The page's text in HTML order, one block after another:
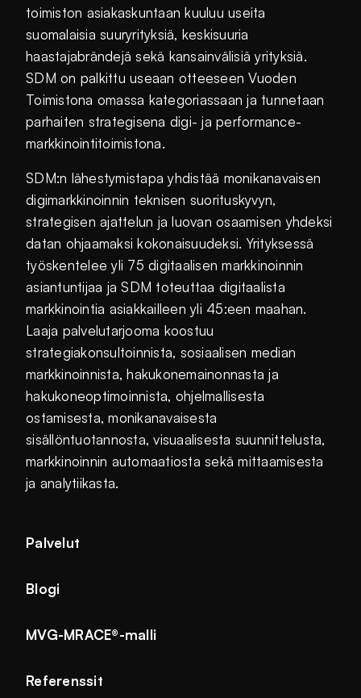
toimiston asiakaskuntaan kuuluu useita
suomalaisia suuryrityksiä, keskisuuria
haastajabrändejä sekä kansainvälisiä yrityksiä.
SDM on palkittu useaan otteeseen Vuoden
Toimistona omassa kategoriassaan ja tunnetaan
parhaiten strategisena digi- ja performance-
markkinointitoimistona.
SDM:n lähestymistapa yhdistää monikanavaisen
digimarkkinoinnin teknisen suorituskyvyn,
strategisen ajattelun ja luovan osaamisen yhdeksi
datan ohjaamaksi kokonaisuudeksi. Yrityksessä
työskentelee yli 75 digitaalisen markkinoinnin
asiantuntijaa ja SDM toteuttaa digitaalista
markkinointia asiakkailleen yli 45:een maahan.
Laaja palvelutarjooma koostuu
strategiakonsultoinnista, sosiaalisen median
markkinoinnista, hakukonemainonnasta ja
hakukoneoptimoinnista, ohjelmallisesta
ostamisesta, monikanavaisesta
sisällöntuotannosta, visuaalisesta suunnittelusta,
markkinoinnin automaatiosta sekä mittaamisesta
ja analytiikasta.
Palvelut
Blogi
MVG-MRACE®-malli
Referenssit